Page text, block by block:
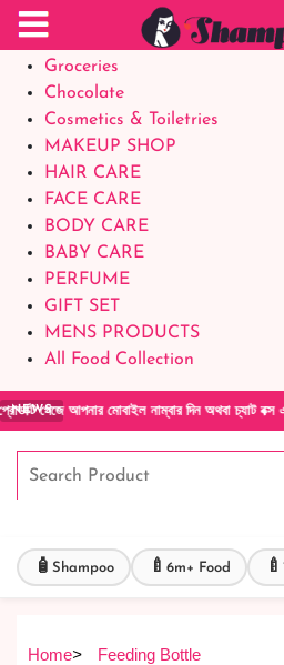
Food Supplements
Baby Foods
Groceries
Chocolate
Cosmetics & Toiletries
MAKEUP SHOP
HAIR CARE
FACE CARE
BODY CARE
BABY CARE
PERFUME
GIFT SET
MENS PRODUCTS
All Food Collection
NEWSমোবাইল নাম্বার দিন অথবা চ্যাট বক্স এ
🧴 Shampoo 🍼 6m+ Food 🍼
Home> Feeding Bottle